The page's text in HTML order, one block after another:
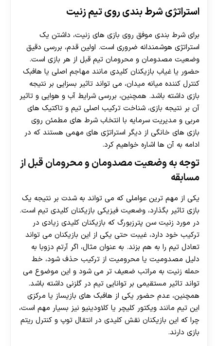
استراتژی شرط بندی روی تیم زنیت
برای شرط بندی موفق روی بازی های زنیت، داشتن یک
استراتژی هوشمندانه ضروری است. اولین قدم، بررسی دقیق
وضعیت مصدومان و محرومان تیم قبل از هر بازی است.
حضور یا غیاب بازیکنان کلیدی مانند مهاجم اصلی یا هافبک
کنترل کننده میانه میدان، می تواند تاثیر بسزایی بر نتیجه
بازی داشته باشد. همچنین، بررسی شرایط آب‌ و هوایی و تاثیر
آن بر نتیجه بازی، شناخت ترکیب اصلی تیم و تاکتیک‌ های
مربی و مدیریت سرمایه با انتخاب شرط‌ های مطمئن روی
بازی‌ های خانگی از دیگر استراتژی های مهمی هستند که در
ادامه به آن ها اشاره خواهیم کرد.
توجه به وضعیت مصدومان و محرومان قبل از
مسابقه
یکی از مهم ترین عواملی که می تواند به شدت بر نتیجه یک
بازی تاثیر بگذارد، وضعیت فیزیکی بازیکنان کلیدی تیم است.
در مورد زنیت سن پترزبورگ که بازیکنان کلیدی زیادی در
ترکیب خود دارد، غیبت حتی یکی از این بازیکنان می تواند
تعادل تیم را به هم بزند. به عنوان مثال، اگر آرتم دزوبا به
دلیل مصدومیت یا محرومیت از ترکیب حذف شود، خط
حمله زنیت به مراتب ضعیف تر می شود و این موضوع می
تواند تاثیر مستقیمی بر توانایی تیم در گلزنی داشته باشد.
همچنین، عدم حضور یکی از هافبک های بازیساز یا مرکزی
این تیم مانند ویکتور کلیچر یا کلاودینیو نیز بسیار مهم است،
چرا که این بازیکنان نقش کلیدی در انتقال توپ و کنترل ریتم
بازی دارند.